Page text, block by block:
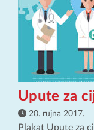
Upute za
20. rujna 2017.
Plakat Upute za